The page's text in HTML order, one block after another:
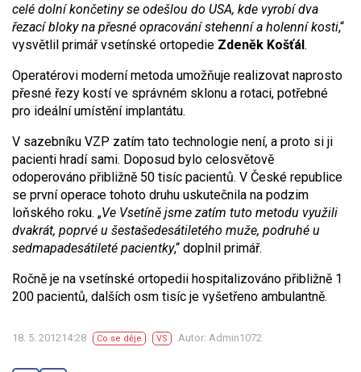
celé dolní končetiny se odešlou do USA, kde vyrobí dva
řezací bloky na přesné opracování stehenní a holenní kosti,“
vysvětlil primář vsetínské ortopedie Zdeněk Košťál.
Operatérovi moderní metoda umožňuje realizovat naprosto
přesné řezy kostí ve správném sklonu a rotaci, potřebné
pro ideální umístění implantátu.
V sazebníku VZP zatím tato technologie není, a proto si ji
pacienti hradí sami. Doposud bylo celosvětově
odoperováno přibližně 50 tisíc pacientů. V České republice
se první operace tohoto druhu uskutečnila na podzim
loňského roku. „Ve Vsetíně jsme zatím tuto metodu využili
dvakrát, poprvé u šestašedesátiletého muže, podruhé u
sedmapadesátileté pacientky,“ doplnil primář.
Ročně je na vsetínské ortopedii hospitalizováno přibližně 1
200 pacientů, dalších osm tisíc je vyšetřeno ambulantně.
18. 5. 201214:28 Co se děje VS Autor: Admin1072